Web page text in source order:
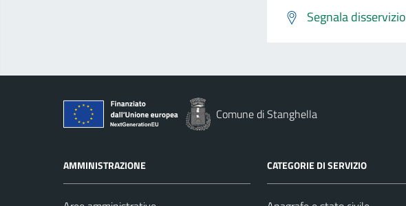
Segnala disservizio
Comune di Stanghella
AMMINISTRAZIONE CATEGORIE DI SERVIZIO